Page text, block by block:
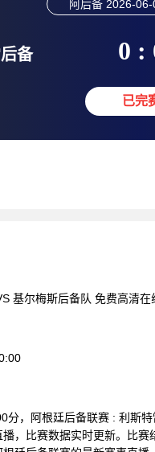
备
阿后备 2026-
0 :
已完
基尔梅斯后备队 免费高清在
分，阿根廷后备联赛 : 利斯
，比赛数据实时更新。比